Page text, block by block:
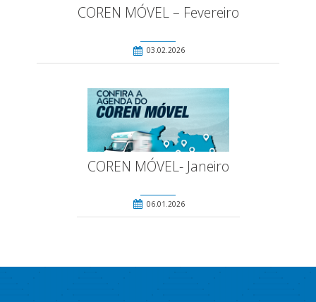
COREN MÓVEL – Fevereiro
03.02.2026
COREN MÓVEL- Janeiro
06.01.2026